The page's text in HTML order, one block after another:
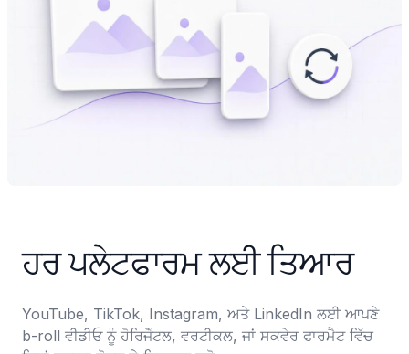
ਹਰ ਪਲੇਟਫਾਰਮ ਲਈ ਤਿਆਰ
YouTube, TikTok, Instagram, ਅਤੇ LinkedIn ਲਈ ਆਪਣੇ
b-roll ਵੀਡੀਓ ਨੂੰ ਹੋਰਿਜੋੰਟਲ, ਵਰਟੀਕਲ, ਜਾਂ ਸਕਵੇਰ ਫਾਰਮੈਟ ਵਿੱਚ